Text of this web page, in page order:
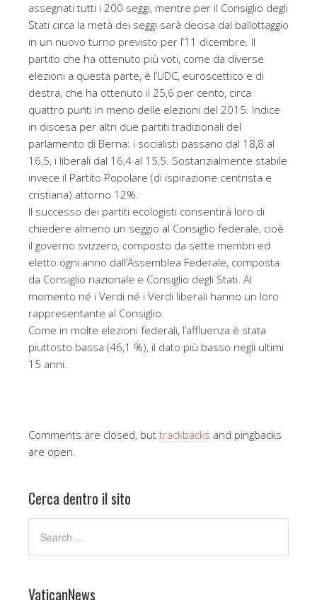
assegnati tutti i 200 seggi, mentre per il Consiglio degli
Stati circa la metà dei seggi sarà decisa dal ballottaggio
in un nuovo turno previsto per l’11 dicembre. Il
partito che ha ottenuto più voti, come da diverse
elezioni a questa parte, è l’UDC, euroscettico e di
destra, che ha ottenuto il 25,6 per cento, circa
quattro punti in meno delle elezioni del 2015. Indice
in discesa per altri due partiti tradizionali del
parlamento di Berna: i socialisti passano dal 18,8 al
16,5, i liberali dal 16,4 al 15,5. Sostanzialmente stabile
invece il Partito Popolare (di ispirazione centrista e
cristiana) attorno 12%.
Il successo dei partiti ecologisti consentirà loro di
chiedere almeno un seggio al Consiglio federale, cioè
il governo svizzero, composto da sette membri ed
eletto ogni anno dall’Assemblea Federale, composta
da Consiglio nazionale e Consiglio degli Stati. Al
momento né i Verdi né i Verdi liberali hanno un loro
rappresentante al Consiglio.
Come in molte elezioni federali, l’affluenza è stata
piuttosto bassa (46,1 %), il dato più basso negli ultimi
15 anni.
Comments are closed, but trackbacks and pingbacks
are open.
Cerca dentro il sito
VaticanNews